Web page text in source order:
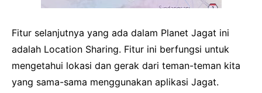
Fitur selanjutnya yang ada dalam Planet Jagat ini
adalah Location Sharing. Fitur ini berfungsi untuk
mengetahui lokasi dan gerak dari teman-teman kita
yang sama-sama menggunakan aplikasi Jagat.